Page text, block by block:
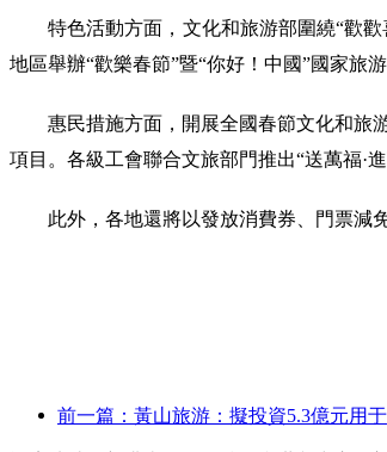
特色活動方面，文化和旅游部圍繞“歡
地區舉辦“歡樂春節”暨“你好！中國”國家旅
惠民措施方面，開展全國春節文化和旅
項目。各級工會聯合文旅部門推出“送萬福·
此外，各地還將以發放消費券、門票減